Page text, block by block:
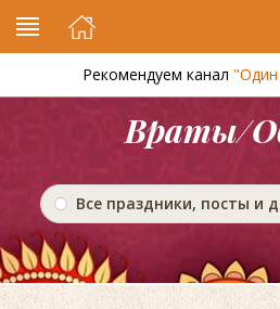
Рекомендуем канал
Враты/
Все праздники, посты и